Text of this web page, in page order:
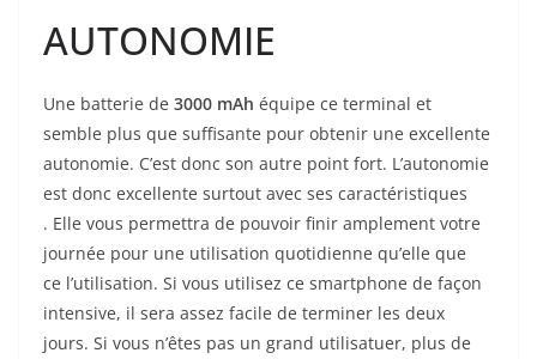
AUTONOMIE
Une batterie de 3000 mAh équipe ce terminal et
semble plus que suffisante pour obtenir une excellente
autonomie. C’est donc son autre point fort. L’autonomie
est donc excellente surtout avec ses caractéristiques
. Elle vous permettra de pouvoir finir amplement votre
journée pour une utilisation quotidienne qu’elle que
ce l’utilisation. Si vous utilisez ce smartphone de façon
intensive, il sera assez facile de terminer les deux
jours. Si vous n’êtes pas un grand utilisatuer, plus de